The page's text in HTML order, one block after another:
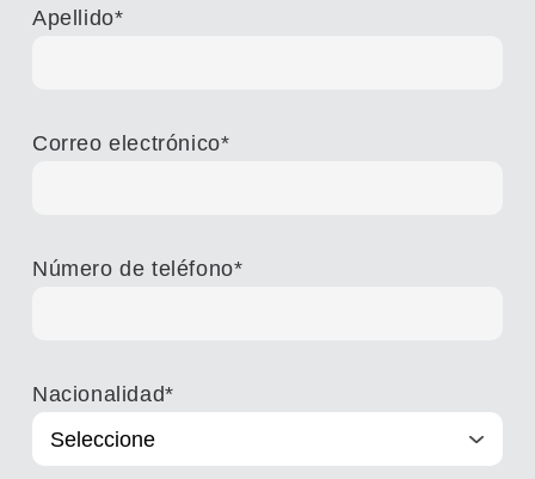
Apellido*
Correo electrónico*
Número de teléfono*
Nacionalidad*